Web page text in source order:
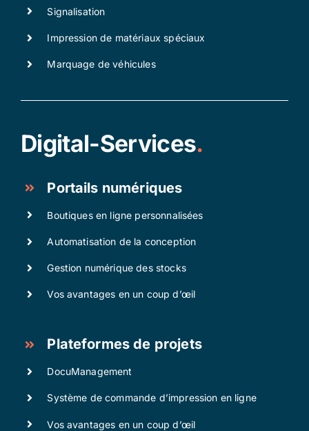
Signalisation
Impression de matériaux spéciaux
Marquage de véhicules
Digital-Services.
Portails numériques
Boutiques en ligne personnalisées
Automatisation de la conception
Gestion numérique des stocks
Vos avantages en un coup d’œil
Plateformes de projets
DocuManagement
Système de commande d’impression en ligne
Vos avantages en un coup d’œil